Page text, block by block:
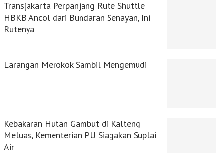
Transjakarta Perpanjang Rute Shuttle
HBKB Ancol dari Bundaran Senayan, Ini
Rutenya
Larangan Merokok Sambil Mengemudi
Kebakaran Hutan Gambut di Kalteng
Meluas, Kementerian PU Siagakan Suplai
Air